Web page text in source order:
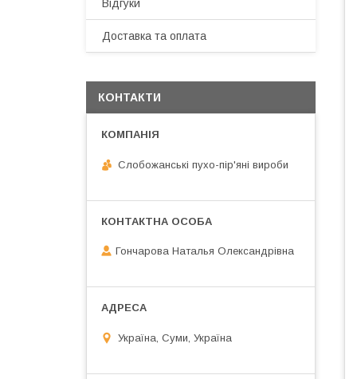
Відгуки
Доставка та оплата
КОНТАКТИ
Слобожанські пухо-пір'яні вироби
Гончарова Наталья Олександрівна
Україна, Суми, Україна